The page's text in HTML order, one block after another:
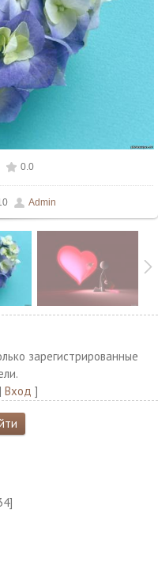
1500x1125
0.0
Admin
зарегистрированные
| Вход ]